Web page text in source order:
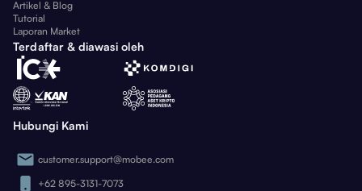
Artikel & Blog
Tutorial
Laporan Market
Terdaftar & diawasi oleh
Hubungi Kami
customer.support@mobee.com
+62 895-3131-7073